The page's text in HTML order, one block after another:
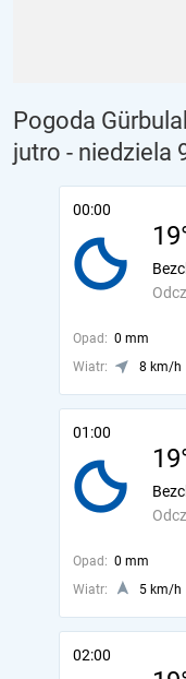
Pogoda
jutro - niedziela
00:00
Opad: 0 mm
Wiatr:
8 km/h
01:00
Opad: 0 mm
Wiatr:
5 km/h
02:00